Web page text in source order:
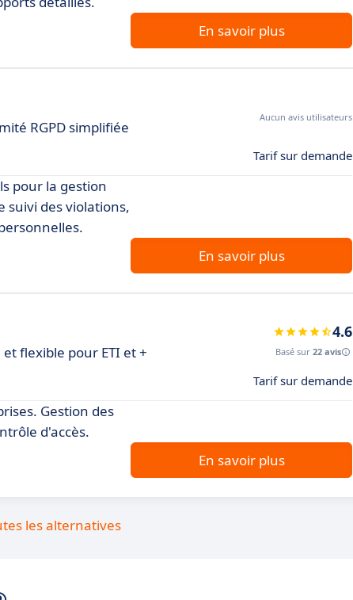
En savoir plus
RGPD simplifiée
Aucun avis utilisateurs
Tarif sur demande
pour la gestion
suivi des violations,
En savoir plus
flexible pour ETI et +
4.6
Basé sur 22 avis
Tarif sur demande
Gestion des
d'accès.
En savoir plus
les alternatives